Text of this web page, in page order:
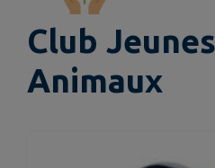
Club
Animaux